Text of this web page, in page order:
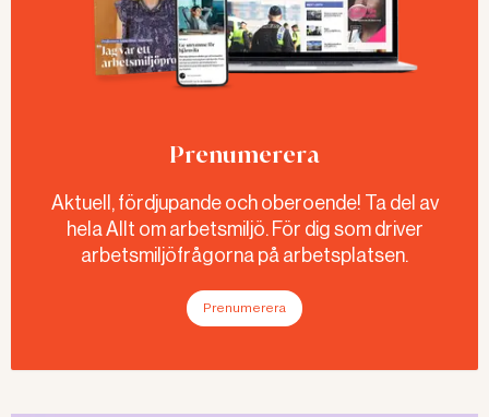
Prenumerera
Aktuell, fördjupande och oberoende! Ta del av
hela Allt om arbetsmiljö. För dig som driver
arbetsmiljöfrågorna på arbetsplatsen.
Prenumerera